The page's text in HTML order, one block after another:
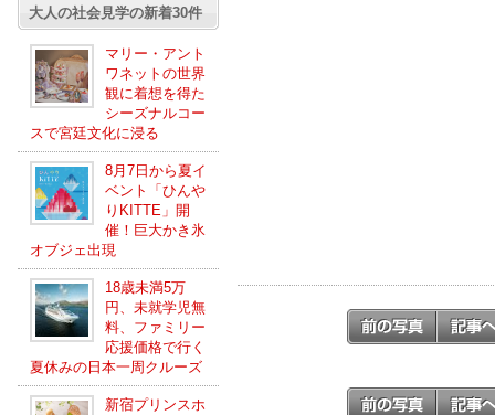
大人の社会見学の新着30件
マリー・アント
ワネットの世界
観に着想を得た
シーズナルコー
スで宮廷文化に浸る
8月7日から夏イ
ベント「ひんや
りKITTE」開
催！巨大かき氷
オブジェ出現
18歳未満5万
円、未就学児無
料、ファミリー
応援価格で行く
夏休みの日本一周クルーズ
新宿プリンスホ